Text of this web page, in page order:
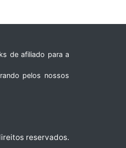
de afiliado para a
pelos nossos
reservados.